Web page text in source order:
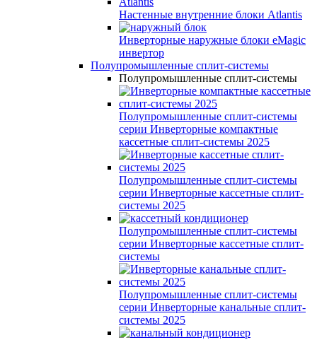
Настенные внутренние блоки Atlantis
Инверторные наружные блоки eMagic
инвертор
Полупромышленные сплит-системы
Полупромышленные сплит-системы
Полупромышленные сплит-системы
серии Инверторные компактные
кассетные сплит-системы 2025
Полупромышленные сплит-системы
серии Инверторные кассетные сплит-
системы 2025
Полупромышленные сплит-системы
серии Инверторные кассетные сплит-
системы
Полупромышленные сплит-системы
серии Инверторные канальные сплит-
системы 2025